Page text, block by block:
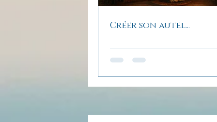
Créer son autel...